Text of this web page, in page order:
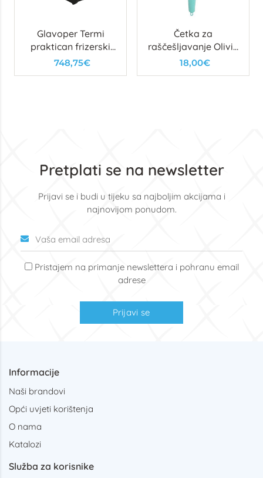
Glavoper Termi
praktican frizerski
glavoper sa stolicom
748,75€
Četka za
raščešljavanje Olivia
Garden Nylon Mix
Mint- Fingerbrush
18,00€
Pretplati se na newsletter
Prijavi se i budi u tijeku sa najboljim akcijama i
najnovijom ponudom.
Pristajem na primanje newslettera i pohranu email
adrese
Prijavi se
Informacije
Naši brandovi
Opći uvjeti korištenja
O nama
Katalozi
Služba za korisnike